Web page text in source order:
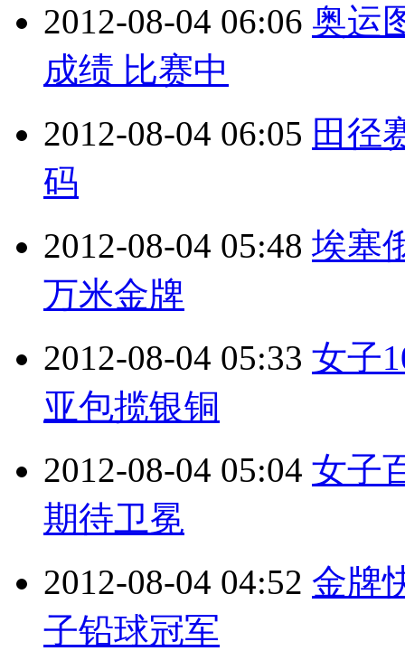
2012-08-04 06:06 奥运
成绩 比赛中
2012-08-04 06:05 田径
码
2012-08-04 05:48 埃塞
万米金牌
2012-08-04 05:33 女子
亚包揽银铜
2012-08-04 05:04 女子
期待卫冕
2012-08-04 04:52 金牌
子铅球冠军